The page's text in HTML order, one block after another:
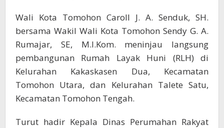
Wali Kota Tomohon Caroll J. A. Senduk, SH.
bersama Wakil Wali Kota Tomohon Sendy G. A.
Rumajar, SE, M.I.Kom. meninjau langsung
pembangunan Rumah Layak Huni (RLH) di
Kelurahan Kakaskasen Dua, Kecamatan
Tomohon Utara, dan Kelurahan Talete Satu,
Kecamatan Tomohon Tengah.
Turut hadir Kepala Dinas Perumahan Rakyat